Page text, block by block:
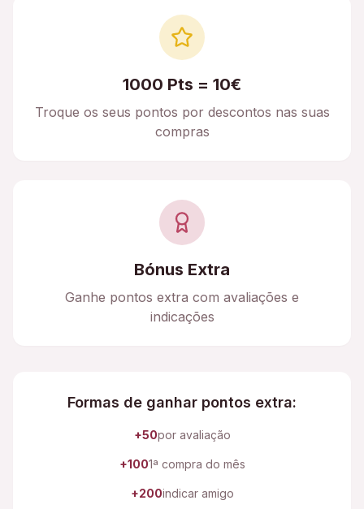
1000 Pts = 10€
Troque os seus pontos por descontos nas suas
compras
Bónus Extra
Ganhe pontos extra com avaliações e
indicações
Formas de ganhar pontos extra:
+50por avaliação
+1001ª compra do mês
+200indicar amigo